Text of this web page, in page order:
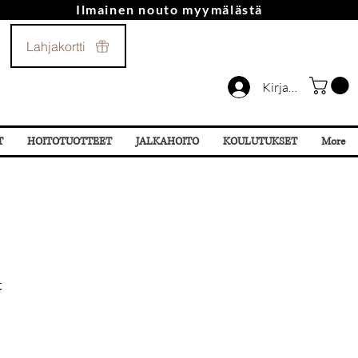
Kirjaudu
Ilmainen nouto myymälästä
Lahjakortti
HOITOTUOTTEET JALKAHOITO KOULUTUKSET More